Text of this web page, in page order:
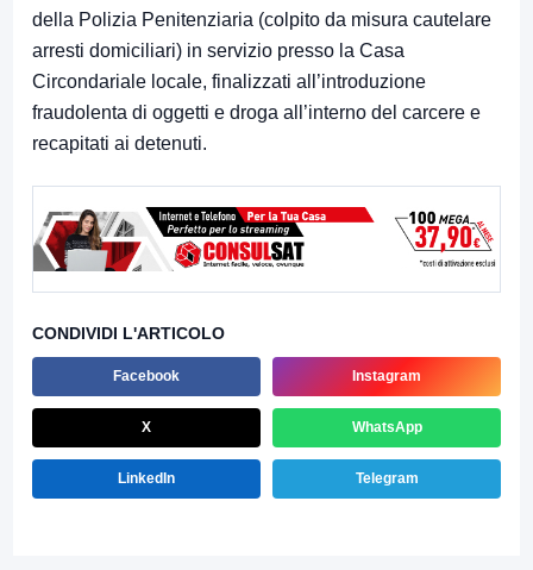
della Polizia Penitenziaria (colpito da misura cautelare
arresti domiciliari) in servizio presso la Casa
Circondariale locale, finalizzati all’introduzione
fraudolenta di oggetti e droga all’interno del carcere e
recapitati ai detenuti.
CONDIVIDI L'ARTICOLO
Facebook Instagram
X WhatsApp
LinkedIn Telegram